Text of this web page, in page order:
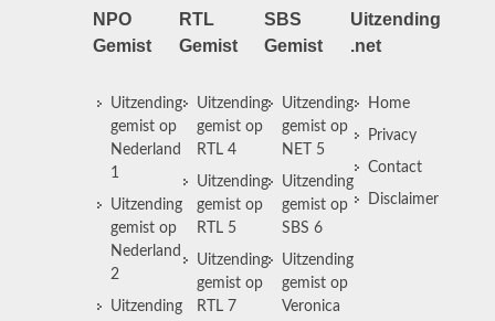
NPO
Gemist
Uitzending
gemist op
Nederland
1
Uitzending
gemist op
Nederland
2
Uitzending
RTL
Gemist
Uitzending
gemist op
RTL 4
Uitzending
gemist op
RTL 5
Uitzending
gemist op
RTL 7
SBS
Gemist
Uitzending
gemist op
NET 5
Uitzending
gemist op
SBS 6
Uitzending
gemist op
Veronica
Uitzending
.net
Home
Privacy
Contact
Disclaimer